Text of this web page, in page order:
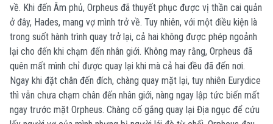
về. Khi đến Âm phủ, Orpheus đã thuyết phục được vị thần cai quản
ở đây, Hades, mang vợ mình trở về. Tuy nhiên, với một điều kiện là
trong suốt hành trình quay trở lại, cả hai không được phép ngoảnh
lại cho đến khi chạm đến nhân giới. Không may rằng, Orpheus đã
quên mất mình chỉ được quay lại khi mà cả hai đều đã đến nơi.
Ngay khi đặt chân đến đích, chàng quay mặt lại, tuy nhiên Eurydice
thì vẫn chưa chạm chân đến nhân giới, nàng ngay lập tức biến mất
ngay trước mặt Orpheus. Chàng cố gắng quay lại Địa ngục để cứu